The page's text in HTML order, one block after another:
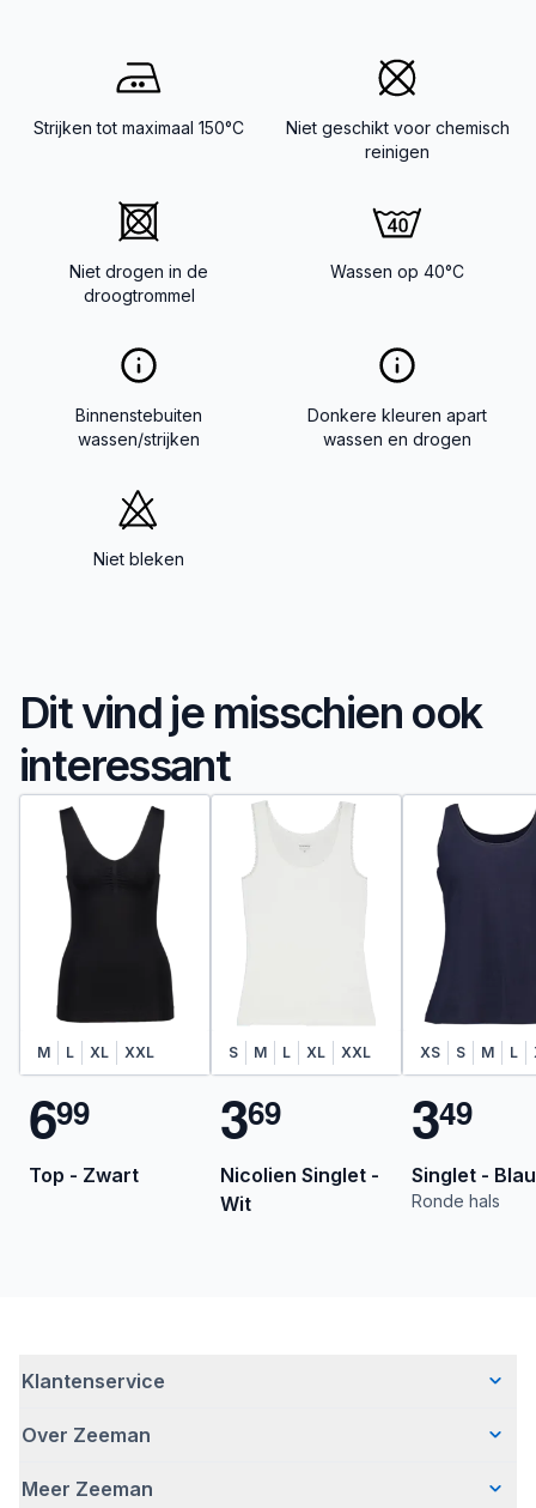
Strijken tot maximaal 150°C
Niet geschikt voor chemisch
reinigen
Niet drogen in de
droogtrommel
Wassen op 40°C
Binnenstebuiten
wassen/strijken
Donkere kleuren apart
wassen en drogen
Niet bleken
Dit vind je misschien ook
interessant
M L XL XXL
699
Top - Zwart
S M L XL XXL
369
Nicolien Singlet -
Wit
XS S M L
349
Singlet -
Ronde hals
Klantenservice
Veelgestelde vragen
Bezorgen
Over Zeeman
Wie wij zijn
Meer Zeeman